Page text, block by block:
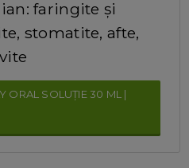
faringite și
stomatite, afte,
ORAL SOLUȚIE 30 ML |